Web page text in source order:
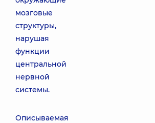
мозговые
структуры,
нарушая
функции
центральной
нервной
системы.
Описываемая